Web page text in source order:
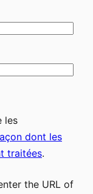
les
dont les
traitées.
the URL of